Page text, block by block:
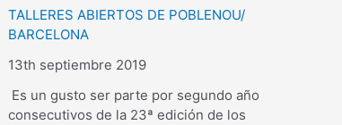
TALLERES ABIERTOS DE POBLENOU/
BARCELONA
13th septiembre 2019
Es un gusto ser parte por segundo año
consecutivos de la 23ª edición de los